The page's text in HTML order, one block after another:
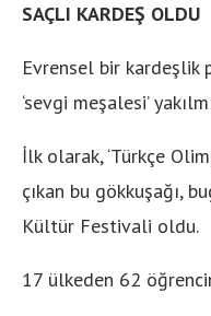
SAÇLI KARDEŞ OLDU
Evrensel bir kardeşlik
‘sevgi meşalesi’
İlk olarak, ‘Türkçe
çıkan bu gökkuşağı,
Kültür Festivali oldu.
17 ülkeden 62